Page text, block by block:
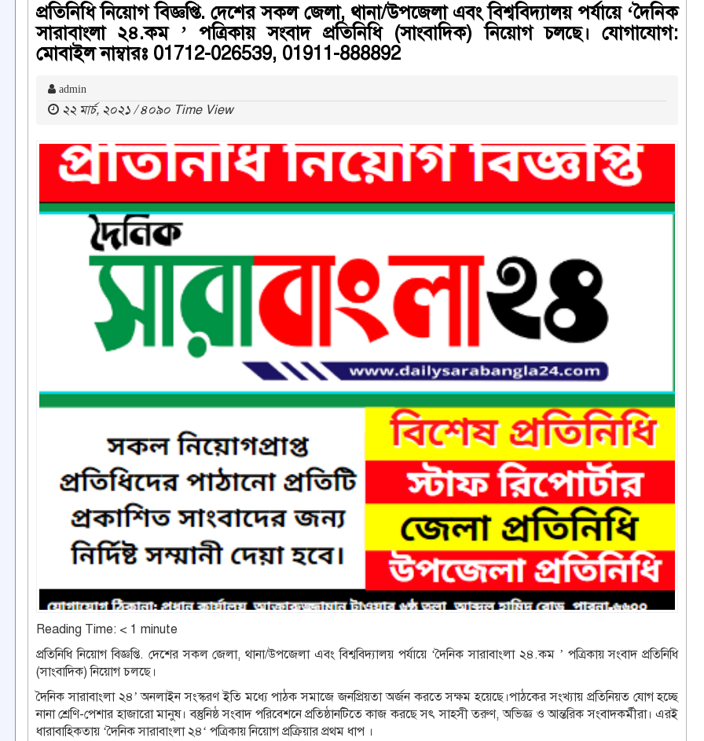
প্রতিনিধি নিয়োগ বিজ্ঞপ্তি. দেশের সকল জেলা, থানা/উপজেলা এবং বিশ্ববিদ্যালয় পর্যায়ে ‘দৈনিক
সারাবাংলা ২৪.কম ’ পত্রিকায় সংবাদ প্রতিনিধি (সাংবাদিক) নিয়োগ চলছে। যোগাযোগ:
মোবাইল নাম্বারঃ 01712-026539, 01911-888892
admin
২২ মার্চ, ২০২১ / ৪০৯০ Time View
Reading Time: < 1 minute
প্রতিনিধি নিয়োগ বিজ্ঞপ্তি. দেশের সকল জেলা, থানা/উপজেলা এবং বিশ্ববিদ্যালয় পর্যায়ে ‘দৈনিক সারাবাংলা ২৪.কম ’ পত্রিকায় সংবাদ প্রতিনিধি
(সাংবাদিক) নিয়োগ চলছে।
দৈনিক সারাবাংলা ২৪’ অনলাইন সংস্করণ ইতি মধ্যে পাঠক সমাজে জনপ্রিয়তা অর্জন করতে সক্ষম হয়েছে।পাঠকের সংখ্যায় প্রতিনিয়ত যোগ হচ্ছে
নানা শ্রেণি-পেশার হাজারো মানুষ। বস্তুনিষ্ঠ সংবাদ পরিবেশনে প্রতিষ্ঠানটিতে কাজ করছে সৎ সাহসী তরুণ, অভিজ্ঞ ও আন্তরিক সংবাদকর্মীরা। এরই
ধারাবাহিকতায় ‘দৈনিক সারাবাংলা ২৪‘ পত্রিকায় নিয়োগ প্রক্রিয়ার প্রথম ধাপ ।